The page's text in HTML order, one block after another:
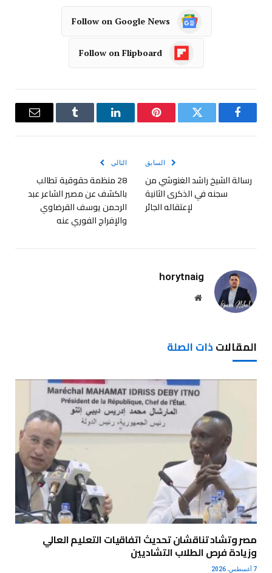
Follow on Google News
Follow on Flipboard
فيسبوك تويتر بينتيريستلينكدإن Tumblr
البريد
السابق
رسالة الشيخ راشد الغنوشي من
سجنه في الذكرى الثانية
لإعتقاله الجائر
التالي
28 منظمة حقوقية تطالب
بالكشف عن مصير الشاعر عبد
الرحمن يوسف القرضاوي
والإفراج الفوري عنه
horytnaig
موقع
المقالاتذات الصلة
مصر وتشاد تناقشان تحديث اتفاقيات التعليم العالي
وزيادة فرص الطلاب التشاديين
7 أغسطس، 2026